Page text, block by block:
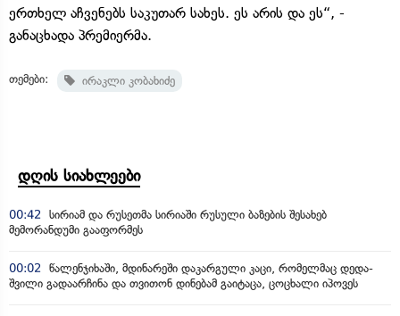
ერთხელ აჩვენებს საკუთარ სახეს. ეს არის და ეს“, -
განაცხადა პრემიერმა.
თემები: ირაკლი კობახიძე
დღის სიახლეები
00:42
სირიამ და რუსეთმა სირიაში რუსული ბაზების შესახებ
მემორანდუმი გააფორმეს
00:02
წალენჯიხაში, მდინარეში დაკარგული კაცი, რომელმაც დედა-
შვილი გადაარჩინა და თვითონ დინებამ გაიტაცა, ცოცხალი იპოვეს